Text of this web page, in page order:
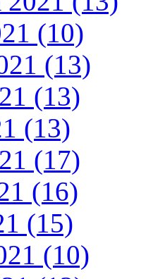
(10)
(13)
(13)
(13)
(17)
(16)
(15)
(10)